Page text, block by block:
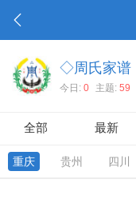
◇周氏家谱
今日: 0 主题: 59
全部 最新
重庆 贵州 四川